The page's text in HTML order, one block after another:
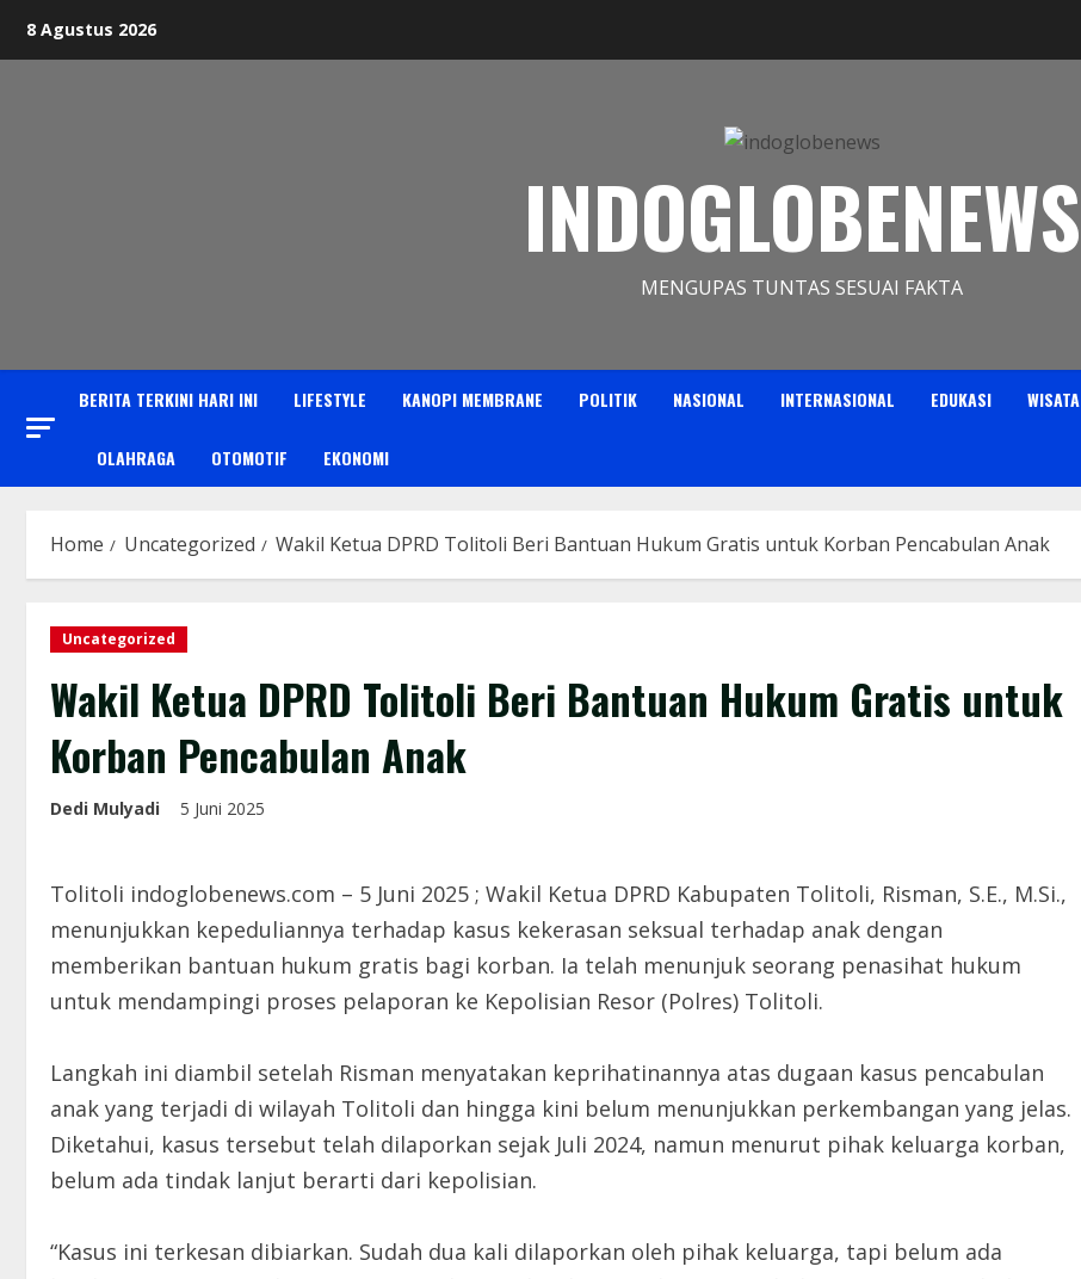
8 Agustus 2026
INDOGLOBENEWS
MENGUPAS TUNTAS SESUAI FAKTA
BERITA TERKINI HARI INI LIFESTYLE KANOPI MEMBRANE POLITIK NASIONAL INTERNASIONAL EDUKASI WISATA
OLAHRAGA OTOMOTIF EKONOMI
Home Uncategorized Wakil Ketua DPRD Tolitoli Beri Bantuan Hukum Gratis untuk Korban Pencabulan Anak
Uncategorized
Wakil Ketua DPRD Tolitoli Beri Bantuan Hukum Gratis untuk
Korban Pencabulan Anak
Dedi Mulyadi 5 Juni 2025
Tolitoli indoglobenews.com – 5 Juni 2025 ; Wakil Ketua DPRD Kabupaten Tolitoli, Risman, S.E., M.Si.,
menunjukkan kepeduliannya terhadap kasus kekerasan seksual terhadap anak dengan
memberikan bantuan hukum gratis bagi korban. Ia telah menunjuk seorang penasihat hukum
untuk mendampingi proses pelaporan ke Kepolisian Resor (Polres) Tolitoli.
Langkah ini diambil setelah Risman menyatakan keprihatinannya atas dugaan kasus pencabulan
anak yang terjadi di wilayah Tolitoli dan hingga kini belum menunjukkan perkembangan yang jelas.
Diketahui, kasus tersebut telah dilaporkan sejak Juli 2024, namun menurut pihak keluarga korban,
belum ada tindak lanjut berarti dari kepolisian.
“Kasus ini terkesan dibiarkan. Sudah dua kali dilaporkan oleh pihak keluarga, tapi belum ada